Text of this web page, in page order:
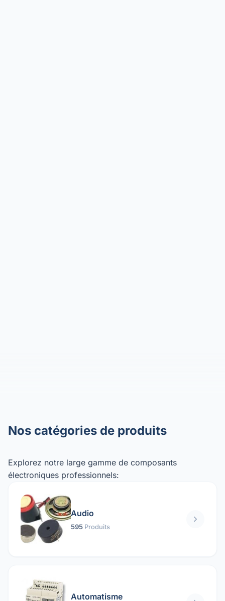
Nos catégories de produits
Explorez notre large gamme de composants
électroniques professionnels:
Audio
595 Produits
Automatisme